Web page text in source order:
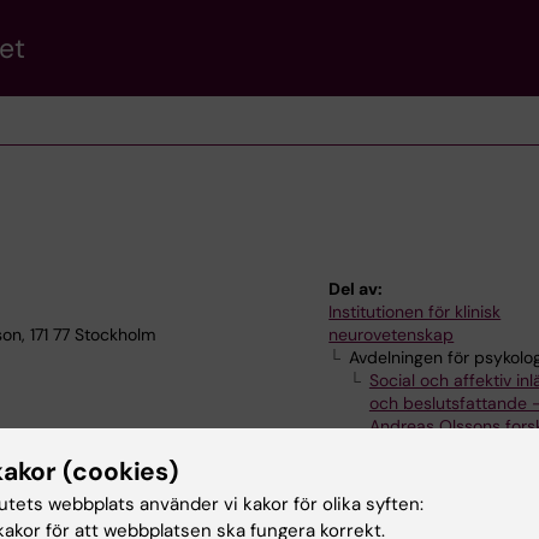
171 77 Stockholm
Del av:
Institutionen för klinisk
neurovetenskap
Avdelningen för
Social och affektiv
och beslutsfattande
Andreas Olssons
(cookies)
webbplats använder vi kakor för olika syften:
för att webbplatsen ska fungera korrekt.